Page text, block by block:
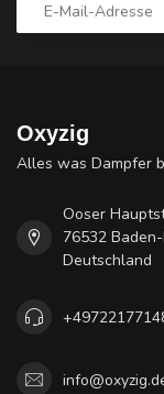
Oxyzig
Alles was Dampfer
Ooser
76532
Deutschland